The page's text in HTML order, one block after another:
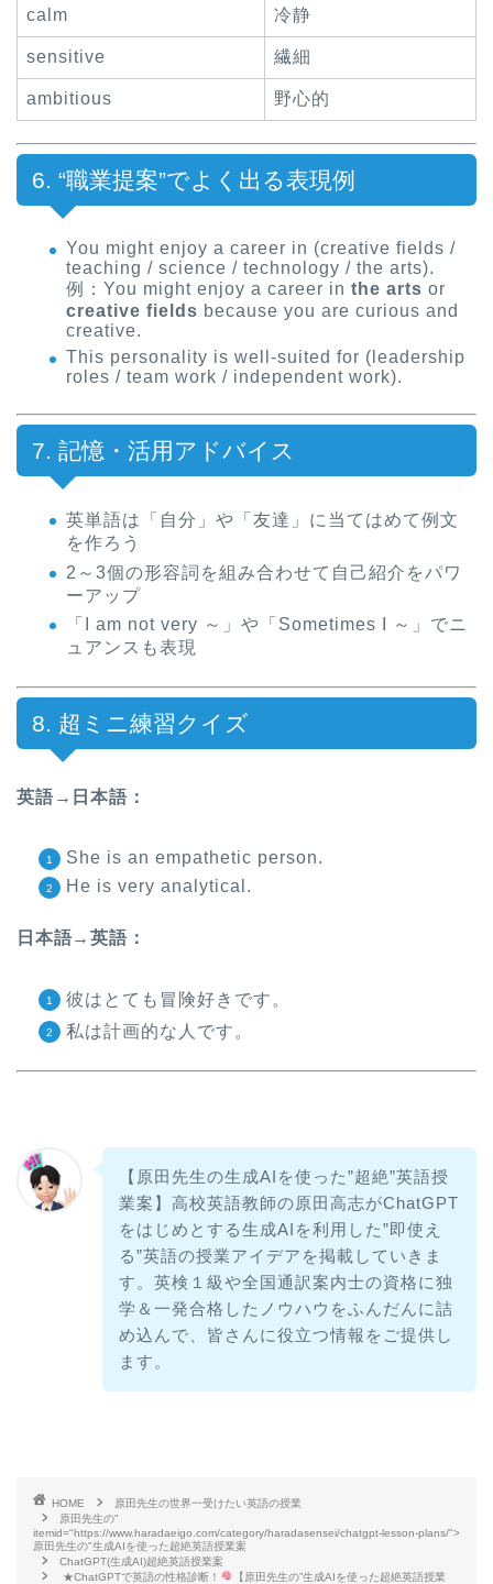
calm 冷静
sensitive 繊細
ambitious 野心的
6. “職業提案”でよく出る表現例
You might enjoy a career in (creative fields /
teaching / science / technology / the arts).
例：You might enjoy a career in the arts or
creative fields because you are curious and
creative.
This personality is well-suited for (leadership
roles / team work / independent work).
7. 記憶・活用アドバイス
英単語は「自分」や「友達」に当てはめて例文
を作ろう
2～3個の形容詞を組み合わせて自己紹介をパワ
ーアップ
「I am not very ～」や「Sometimes I ～」でニ
ュアンスも表現
8. 超ミニ練習クイズ
英語→日本語：
She is an empathetic person.
He is very analytical.
日本語→英語：
彼はとても冒険好きです。
私は計画的な人です。
【原田先生の生成AIを使った”超絶”英語授
業案】高校英語教師の原田高志がChatGPT
をはじめとする生成AIを利用した”即使え
る”英語の授業アイデアを掲載していきま
す。英検１級や全国通訳案内士の資格に独
学＆一発合格したノウハウをふんだんに詰
め込んで、皆さんに役立つ情報をご提供し
ます。
HOME
原田先生の世界一受けたい英語の授業
原田先生の"
itemid="https://www.haradaeigo.com/category/haradasensei/chatgpt-lesson-plans/">
原田先生の"生成AIを使った超絶英語授業案
ChatGPT(生成AI)超絶英語授業案
★ChatGPTで英語の性格診断！
【原田先生の”生成AIを使った超絶英語授業